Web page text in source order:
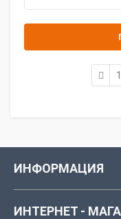
1
ИНФОРМАЦИЯ
ИНТЕРНЕТ -